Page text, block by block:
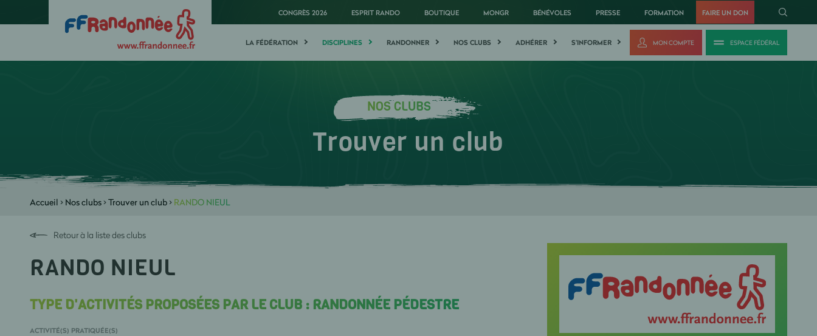
CONGRÈS 2026 ESPRIT RANDO BOUTIQUE MONGR BÉNÉVOLES PRESSE FORMATION FAIRE UN DON
LA FÉDÉRATION DISCIPLINES RANDONNER NOS CLUBS ADHÉRER S'INFORMER MON COMPTE ESPACE FÉDÉRAL
NOS CLUBS
Trouver un club
Accueil > Nos clubs>Trouver un club> RANDO NIEUL
Retour à la liste des clubs
RANDO NIEUL
TYPE D'ACTIVITÉS PROPOSÉES PAR LE CLUB : RANDONNÉE PÉDESTRE
ACTIVITÉ(S) PRATIQUÉE(S)